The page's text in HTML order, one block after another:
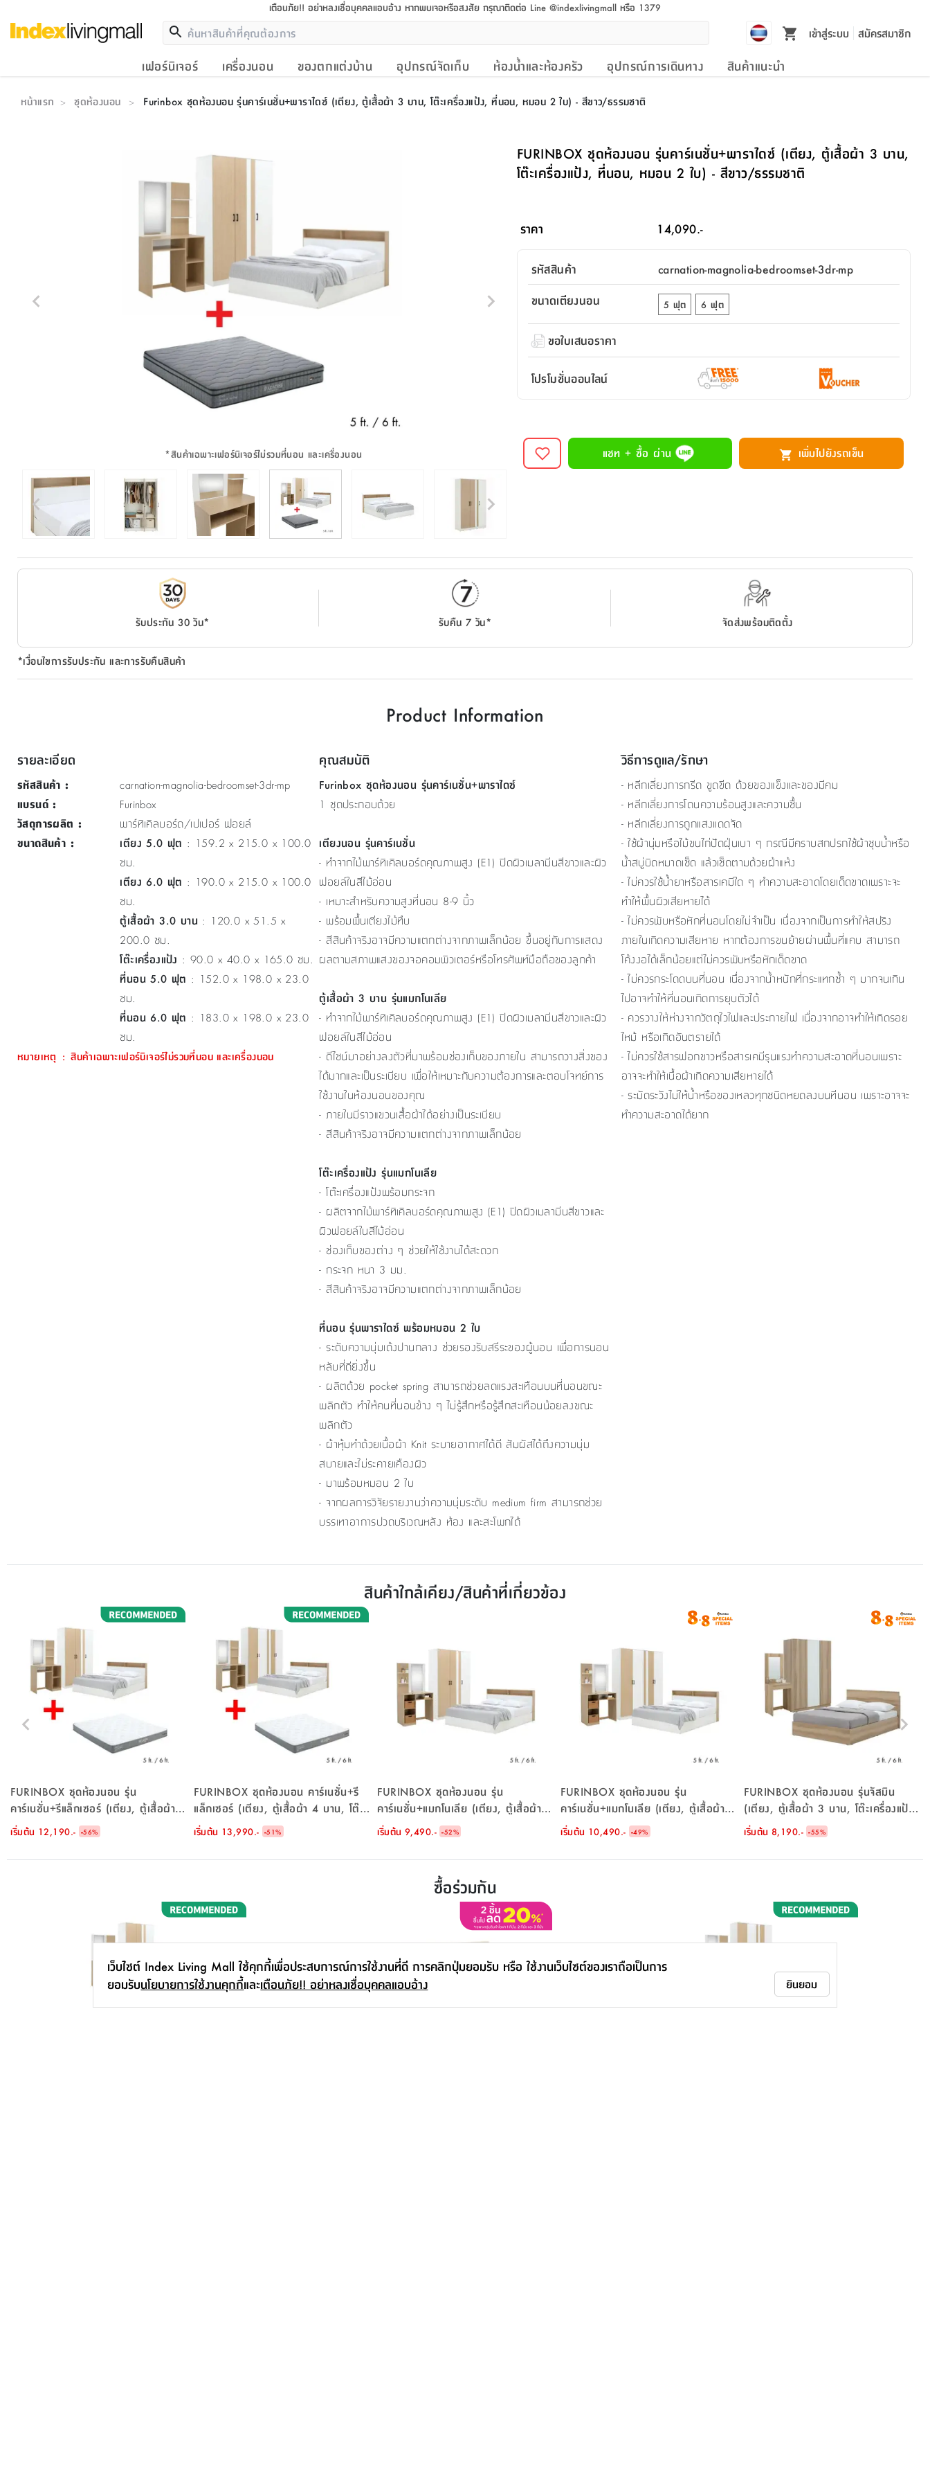
เตือนภัย!! อย่าหลงเชื่อบุคคลแอบอ้าง หากพบเจอหรือสงสัย กรุณาติดต่อ Line @indexlivingmall หรือ 1379
เข้าสู่ระบบ สมัครสมาชิก
เฟอร์นิเจอร์ เครื่องนอน ของตกแต่งบ้าน อุปกรณ์จัดเก็บ ห้องน้ำและห้องครัว อุปกรณ์การเดินทาง สินค้าแนะนำ
หน้าแรก > ชุดห้องนอน > Furinbox ชุดห้องนอน รุ่นคาร์เนชั่น+พาราไดซ์ (เตียง, ตู้เสื้อผ้า 3 บาน, โต๊ะเครื่องแป้ง, ที่นอน, หมอน 2 ใบ) - สีขาว/ธรรมชาติ
*สินค้าเฉพาะเฟอร์นิเจอร์ไม่รวมที่นอน และเครื่องนอน
FURINBOX ชุดห้องนอน รุ่นคาร์เนชั่น+พาราไดซ์ (เตียง, ตู้เสื้อผ้า 3 บาน,
โต๊ะเครื่องแป้ง, ที่นอน, หมอน 2 ใบ) - สีขาว/ธรรมชาติ
ราคา 14,090.-
รหัสสินค้า
carnation-magnolia-bedroomset-3dr-mp
ขนาดเตียงนอน
5 ฟุต 6 ฟุต
ขอใบเสนอราคา
โปรโมชั่นออนไลน์
แชท + ซื้อ ผ่าน เพิ่มไปยังรถเข็น
รับประกัน 30 วัน* รับคืน 7 วัน* จัดส่งพร้อมติดตั้ง
*เงื่อนไขการรับประกัน และการรับคืนสินค้า
Product Information
รายละเอียด
รหัสสินค้า :
carnation-magnolia-bedroomset-3dr-mp
แบรนด์:
Furinbox
วัสดุการผลิต :
พาร์ทิเคิลบอร์ด/เปเปอร์ ฟอยล์
ขนาดสินค้า : เตียง 5.0 ฟุต : 159.2 x 215.0 x 100.0
ซม.
เตียง 6.0 ฟุต : 190.0 x 215.0 x 100.0
ซม.
ตู้เสื้อผ้า 3.0 บาน : 120.0 x 51.5 x
200.0 ซม.
โต๊ะเครื่องแป้ง : 90.0 x 40.0 x 165.0 ซม.
ที่นอน 5.0 ฟุต : 152.0 x 198.0 x 23.0
ซม.
ที่นอน 6.0 ฟุต : 183.0 x 198.0 x 23.0
ซม.
หมายเหตุ : สินค้าเฉพาะเฟอร์นิเจอร์ไม่รวมที่นอน และเครื่องนอน
คุณสมบัติ
Furinbox ชุดห้องนอน รุ่นคาร์เนชั่น+พาราไดซ์
1 ชุดประกอบด้วย
เตียงนอน รุ่นคาร์เนชั่น
- ทำจากไม้พาร์ทิเคิลบอร์ดคุณภาพสูง (E1) ปิดผิวเมลามีนสีขาวและผิว
ฟอยล์ในสีไม้อ่อน
- เหมาะสำหรับความสูงที่นอน 8-9 นิ้ว
- พร้อมพื้นเตียงไม้ทึบ
- สีสินค้าจริงอาจมีความแตกต่างจากภาพเล็กน้อย ขึ้นอยู่กับการแสดง
ผลตามสภาพแสงของจอคอมพิวเตอร์หรือโทรศัพท์มือถือของลูกค้า
ตู้เสื้อผ้า 3 บาน รุ่นแมกโนเลีย
- ทำจากไม้พาร์ทิเคิลบอร์ดคุณภาพสูง (E1) ปิดผิวเมลามีนสีขาวและผิว
ฟอยล์ในสีไม้อ่อน
- ดีไซน์มาอย่างลงตัวที่มาพร้อมช่องเก็บของภายใน สามารถวางสิ่งของ
ได้มากและเป็นระเบียบ เพื่อให้เหมาะกับความต้องการและตอบโจทย์การ
ใช้งานในห้องนอนของคุณ
- ภายในมีราวแขวนเสื้อผ้าได้อย่างเป็นระเบียบ
- สีสินค้าจริงอาจมีความแตกต่างจากภาพเล็กน้อย
โต๊ะเครื่องแป้ง รุ่นแมกโนเลีย
- โต๊ะเครื่องแป้งพร้อมกระจก
- ผลิตจากไม้พาร์ทิเคิลบอร์ดคุณภาพสูง (E1) ปิดผิวเมลามีนสีขาวและ
ผิวฟอยล์ในสีไม้อ่อน
- ช่องเก็บของต่าง ๆ ช่วยให้ใช้งานได้สะดวก
- กระจก หนา 3 มม.
- สีสินค้าจริงอาจมีความแตกต่างจากภาพเล็กน้อย
ที่นอน รุ่นพาราไดซ์ พร้อมหมอน 2 ใบ
- ระดับความนุ่มเด้งปานกลาง ช่วยรองรับสรีระของผู้นอน เพื่อการนอน
หลับที่ดียิ่งขึ้น
- ผลิตด้วย pocket spring สามารถช่วยลดแรงสะเทือนบนที่นอนขณะ
พลิกตัว ทำให้คนที่นอนข้าง ๆ ไม่รู้สึกหรือรู้สึกสะเทือนน้อยลงขณะ
พลิกตัว
- ผ้าหุ้มทำด้วยเนื้อผ้า Knit ระบายอากาศได้ดี สัมผัสได้ถึงความนุ่ม
สบายและไม่ระคายเคืองผิว
- มาพร้อมหมอน 2 ใบ
- จากผลการวิจัยรายงานว่าความนุ่มระดับ medium firm สามารถช่วย
บรรเทาอาการปวดบริเวณหลัง ท้อง และสะโพกได้
วิธีการดูแล/รักษา
- หลีกเลี่ยงการกรีด ขูดขีด ด้วยของแข็งและของมีคม
- หลีกเลี่ยงการโดนความร้อนสูงและความชื้น
- หลีกเลี่ยงการถูกแสงแดดจัด
- ใช้ผ้านุ่มหรือไม้ขนไก่ปัดฝุ่นเบา ๆ กรณีมีคราบสกปรกใช้ผ้าชุบน้ำหรือ
น้ำสบู่บิดหมาดเช็ด แล้วเช็ดตามด้วยผ้าแห้ง
- ไม่ควรใช้น้ำยาหรือสารเคมีใด ๆ ทำความสะอาดโดยเด็ดขาดเพราะจะ
ทำให้พื้นผิวเสียหายได้
- ไม่ควรพับหรือหักที่นอนโดยไม่จำเป็น เนื่องจากเป็นการทำให้สปริง
ภายในเกิดความเสียหาย หากต้องการขนย้ายผ่านพื้นที่แคบ สามารถ
โค้งงอได้เล็กน้อยแต่ไม่ควรพับหรือหักเด็ดขาด
- ไม่ควรกระโดดบนที่นอน เนื่องจากน้ำหนักที่กระแทกซ้ำ ๆ มากจนเกิน
ไปอาจทำให้ที่นอนเกิดการยุบตัวได้
- ควรวางให้ห่างจากวัตถุไวไฟและประกายไฟ เนื่องจากอาจทำให้เกิดรอย
ไหม้ หรือเกิดอันตรายได้
- ไม่ควรใช้สารฟอกขาวหรือสารเคมีรุนแรงทำความสะอาดที่นอนเพราะ
อาจจะทำให้เนื้อผ้าเกิดความเสียหายได้
- ระมัดระวังไม่ให้น้ำหรือของเหลวทุกชนิดหยดลงบนทีนอน เพราะอาจจะ
ทำความสะอาดได้ยาก
สินค้าใกล้เคียง/สินค้าที่เกี่ยวข้อง
FURINBOX ชุดห้องนอน รุ่น
คาร์เนชั่น+รีแล็กเซอร์ (เตียง, ตู้เสื้อผ้า 3
บาน, โต๊ะเครื่องแป้ง, ที่นอน, หมอน 2
ใบ) - สีขาว/ธรรมชาติ
เริ่มต้น 12,190.- -56%
FURINBOX ชุดห้องนอน คาร์เนชั่น+รี
แล็กเซอร์ (เตียง, ตู้เสื้อผ้า 4 บาน, โต๊ะ
เครื่องแป้ง, ที่นอน, หมอน 2 ใบ) - สี
ขาว/ธรรมชาติ
เริ่มต้น 13,990.- -51%
FURINBOX ชุดห้องนอน รุ่น
คาร์เนชั่น+แมกโนเลีย (เตียง, ตู้เสื้อผ้า 3
บาน, โต๊ะเครื่องแป้ง) - สีขาว/ธรรมชาติ
เริ่มต้น 9,490.- -52%
FURINBOX ชุดห้องนอน รุ่น
คาร์เนชั่น+แมกโนเลีย (เตียง, ตู้เสื้อผ้า 4
บาน, โต๊ะเครื่องแป้ง) - สีขาว/ธรรมชาติ
เริ่มต้น 10,490.- -49%
FURINBOX ชุดห้องนอน รุ่นจัสมิน
(เตียง, ตู้เสื้อผ้า 3 บาน, โต๊ะเครื่องแป้ง)
- สีธรรมชาติ/ขาว
เริ่มต้น 8,190.- -55%
ซื้อร่วมกัน
เว็บไซต์ Index Living Mall ใช้คุกกี้เพื่อประสบการณ์การใช้งานที่ดี การคลิกปุ่มยอมรับ หรือ ใช้งานเว็บไซต์ของเราถือเป็นการ
ยอมรับนโยบายการใช้งานคุกกี้และเตือนภัย!! อย่าหลงเชื่อบุคคลแอบอ้าง ยินยอม